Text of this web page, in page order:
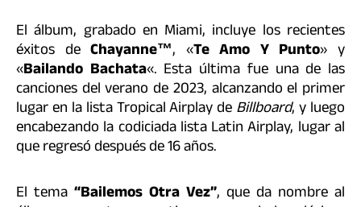
El álbum, grabado en Miami, incluye los recientes
éxitos deChayanne™, «Te Amo Y Punto» y
«Bailando Bachata«. Esta última fue una de las
canciones del verano de 2023, alcanzando el primer
lugar en la lista Tropical Airplay deBillboard, y luego
encabezando la codiciada lista Latin Airplay, lugar al
que regresó después de 16 años.
El tema “Bailemos Otra Vez”, que da nombre al